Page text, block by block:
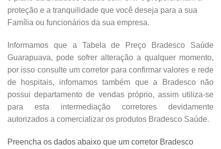
proteção e a tranquilidade que você deseja para a sua
Família ou funcionários da sua empresa.
Informamos que a Tabela de Preço Bradesco Saúde
Guarapuava, pode sofrer alteração a qualquer momento,
por isso consulte um corretor para confirmar valores e rede
de hospitais, infomamos também que a Bradesco não
possui departamento de vendas próprio, assim utiliza-se
para esta intermediação corretores devidamente
autorizados a comercializar os produtos Bradesco Saúde.
Preencha os dados abaixo que um corretor Bradesco